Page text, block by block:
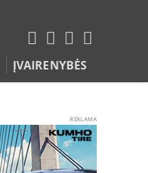
ĮVAIRENYBĖS
REKLAMA